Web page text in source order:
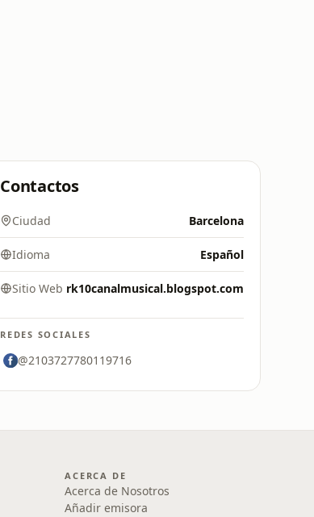
Contactos
Ciudad Barcelona
Idioma Español
Sitio Web rk10canalmusical.blogspot.com
REDES SOCIALES
@2103727780119716
ACERCA DE
Acerca de Nosotros
Añadir emisora